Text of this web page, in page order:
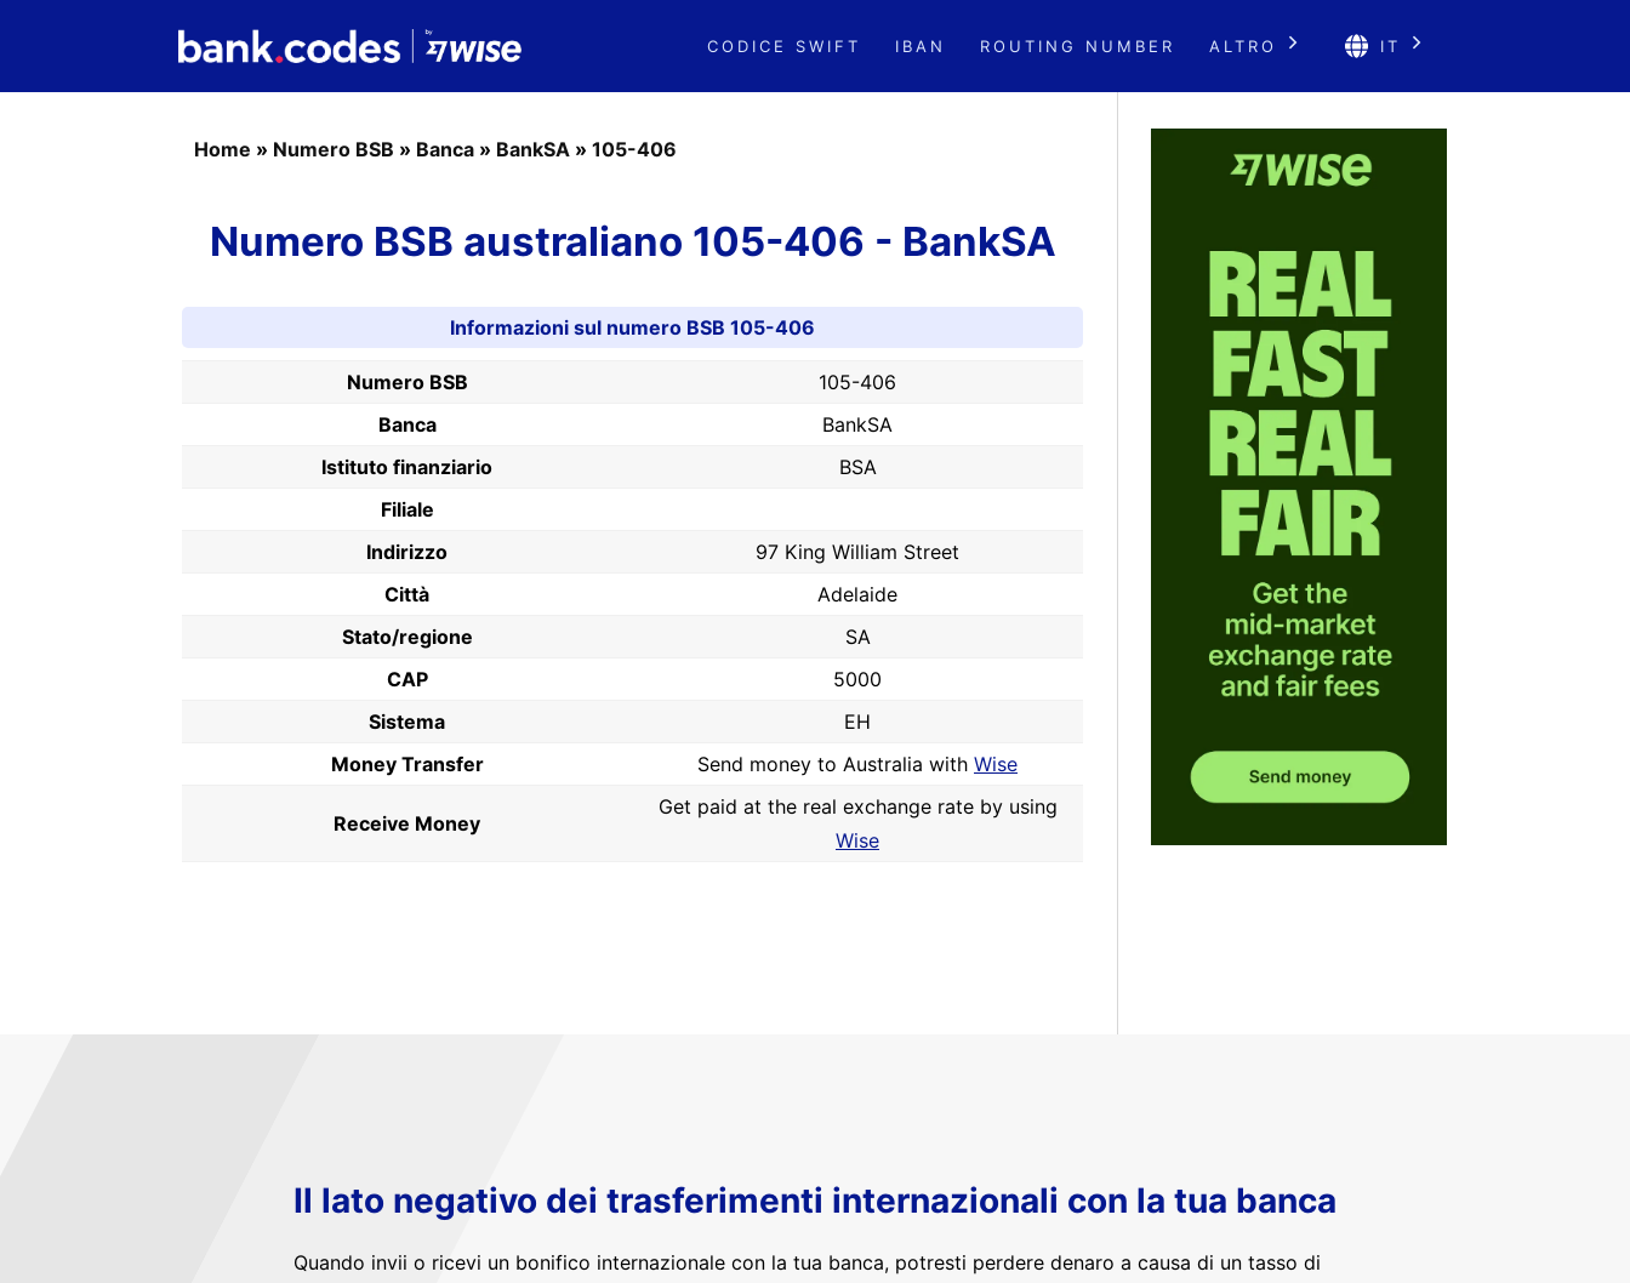
CODICE SWIFT IBAN ROUTING NUMBER ALTRO IT
Home » Numero BSB » Banca » BankSA » 105-406
Numero BSB australiano 105-406 - BankSA
Informazioni sul numero BSB 105-406
Numero BSB
105-406
Banca
BankSA
Istituto finanziario
BSA
Filiale
Indirizzo
97 King William Street
Città
Adelaide
Stato/regione
SA
CAP
5000
Sistema
EH
Money Transfer
Send money to Australia with Wise
Receive Money
Get paid at the real exchange rate by using
Wise
Il lato negativo dei trasferimenti internazionali con la tua banca
Quando invii o ricevi un bonifico internazionale con la tua banca, potresti perdere denaro a causa di un tasso di